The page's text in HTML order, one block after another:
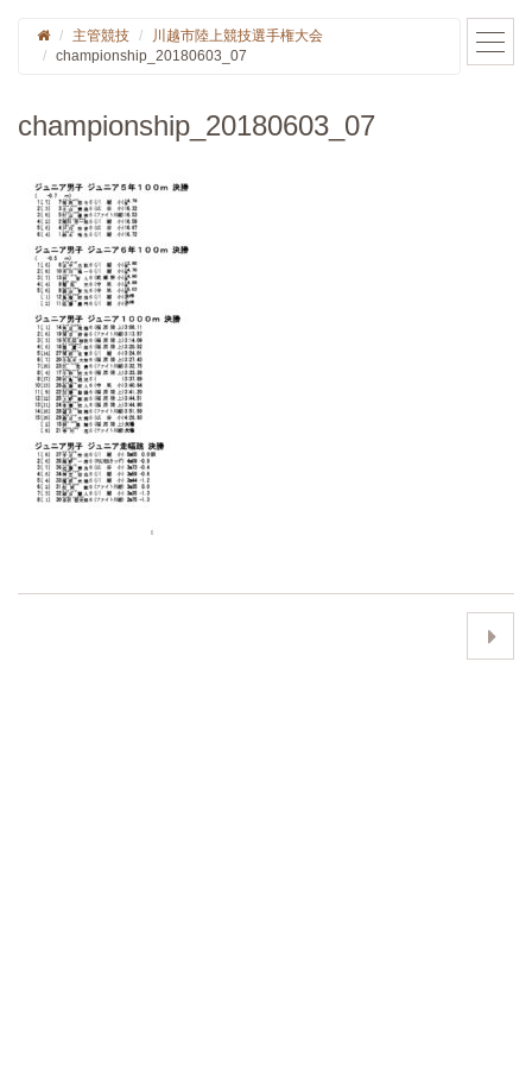
主管競技
川越市陸上競技選手権大会
championship_20180603_07
championship_20180603_07